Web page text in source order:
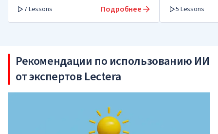
7 Lessons Подробнее 5 Lessons
Рекомендации по использованию ИИ
от экспертов Lectera